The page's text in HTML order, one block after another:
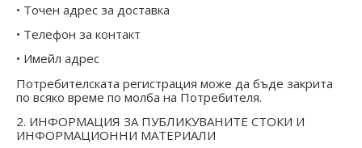
• Точен адрес за доставка
• Телефон за контакт
• Имейл адрес
Потребителската регистрация може да бъде закрита
по всяко време по молба на Потребителя.
2. ИНФОРМАЦИЯ ЗА ПУБЛИКУВАНИТЕ СТОКИ И
ИНФОРМАЦИОННИ МАТЕРИАЛИ